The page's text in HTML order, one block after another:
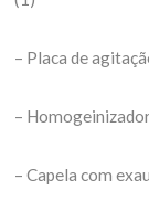
– Placa de
–
– Capela com